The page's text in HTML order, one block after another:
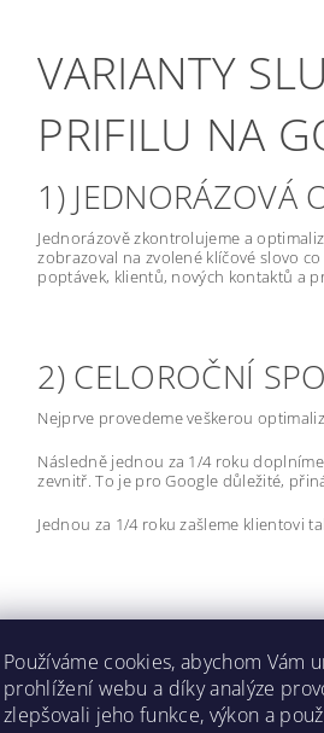
VARIANTY
PRIFILU NA
1) JEDNORÁZOVÁ
Jednorázově zkontrolujeme a
zobrazoval na zvolené klíčové slovo
poptávek, klientů, nových kontaktů a
2) CELOROČNÍ
Nejprve provedeme veškerou
Následně jednou za 1/4 roku
zevnitř. To je pro Google důležité,
Jednou za 1/4 roku zašleme klientovi
Používáme cookies, abychom Vám
prohlížení webu a díky analýze
zlepšovali jeho funkce, výkon a